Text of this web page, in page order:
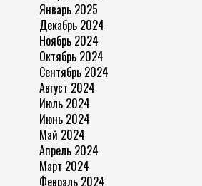
Январь 2025
Декабрь 2024
Ноябрь 2024
Октябрь 2024
Сентябрь 2024
Август 2024
Июль 2024
Июнь 2024
Май 2024
Апрель 2024
Март 2024
Февраль 2024